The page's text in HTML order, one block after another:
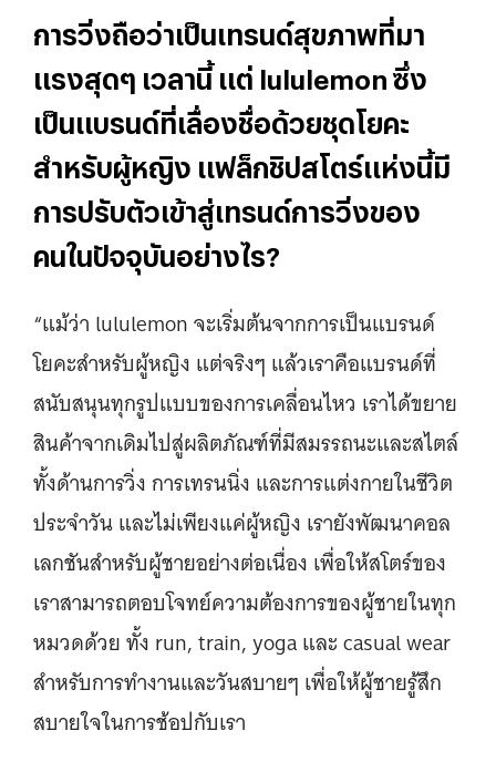
การวิ่งถือว่าเป็นเทรนด์สุขภาพที่มา
แรงสุดๆ เวลานี้ แต่ lululemon ซึ่ง
เป็นแบรนด์ที่เลื่องชื่อด้วยชุดโยคะ
สำหรับผู้หญิง แฟล็กชิปสโตร์แห่งนี้มี
การปรับตัวเข้าสู่เทรนด์การวิ่งของ
คนในปัจจุบันอย่างไร?
“แม้ว่า lululemon จะเริ่มต้นจากการเป็นแบรนด์
โยคะสำหรับผู้หญิง แต่จริงๆ แล้วเราคือแบรนด์ที่
สนับสนุนทุกรูปแบบของการเคลื่อนไหว เราได้ขยาย
สินค้าจากเดิมไปสู่ผลิตภัณฑ์ที่มีสมรรถนะและสไตล์
ทั้งด้านการวิ่ง การเทรนนิ่ง และการแต่งกายในชีวิต
ประจำวัน และไม่เพียงแค่ผู้หญิง เรายังพัฒนาคอล
เลกชันสำหรับผู้ชายอย่างต่อเนื่อง เพื่อให้สโตร์ของ
เราสามารถตอบโจทย์ความต้องการของผู้ชายในทุก
หมวดด้วย ทั้ง run, train, yoga และ casual wear
สำหรับการทำงานและวันสบายๆ เพื่อให้ผู้ชายรู้สึก
สบายใจในการช้อปกับเรา